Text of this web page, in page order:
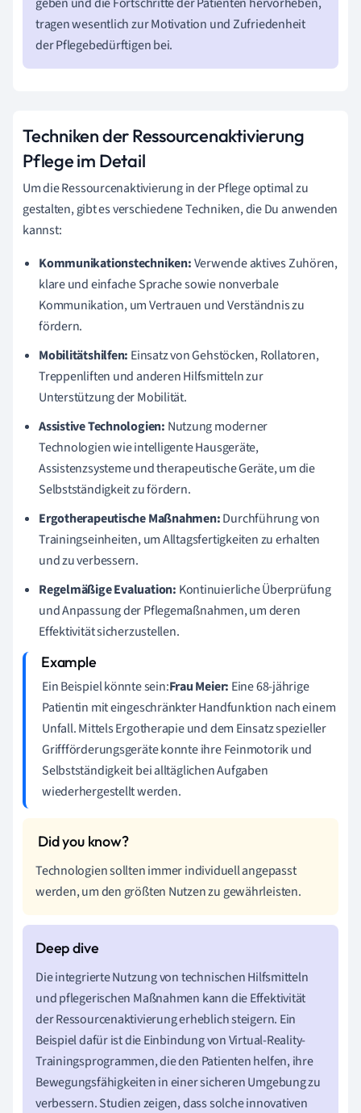
tragen wesentlich zur Motivation und Zufriedenheit
der Pflegebedürftigen bei.
Techniken der Ressourcenaktivierung
Pflege im Detail
Um die Ressourcenaktivierung in der Pflege optimal zu
gestalten, gibt es verschiedene Techniken, die Du anwenden
kannst:
Kommunikationstechniken:Verwende aktives Zuhören,
klare und einfache Sprache sowie nonverbale
Kommunikation, um Vertrauen und Verständnis zu
fördern.
Mobilitätshilfen: Einsatz von Gehstöcken, Rollatoren,
Treppenliften und anderen Hilfsmitteln zur
Unterstützung der Mobilität.
Assistive Technologien: Nutzung moderner
Technologien wie intelligente Hausgeräte,
Assistenzsysteme und therapeutische Geräte, um die
Selbstständigkeit zu fördern.
Ergotherapeutische Maßnahmen:Durchführung von
Trainingseinheiten, um Alltagsfertigkeiten zu erhalten
und zu verbessern.
Regelmäßige Evaluation: Kontinuierliche Überprüfung
und Anpassung der Pflegemaßnahmen, um deren
Effektivität sicherzustellen.
Ein Beispiel könnte sein:Frau Meier: Eine 68-jährige
Patientin mit eingeschränkter Handfunktion nach einem
Unfall. Mittels Ergotherapie und dem Einsatz spezieller
Griffförderungsgeräte konnte ihre Feinmotorik und
Selbstständigkeit bei alltäglichen Aufgaben
wiederhergestellt werden.
Technologien sollten immer individuell angepasst
werden, um den größten Nutzen zu gewährleisten.
Die integrierte Nutzung von technischen Hilfsmitteln
und pflegerischen Maßnahmen kann die Effektivität
der Ressourcenaktivierung erheblich steigern. Ein
Beispiel dafür ist die Einbindung von Virtual-Reality-
Trainingsprogrammen, die den Patienten helfen, ihre
Bewegungsfähigkeiten in einer sicheren Umgebung zu
verbessern. Studien zeigen, dass solche innovativen